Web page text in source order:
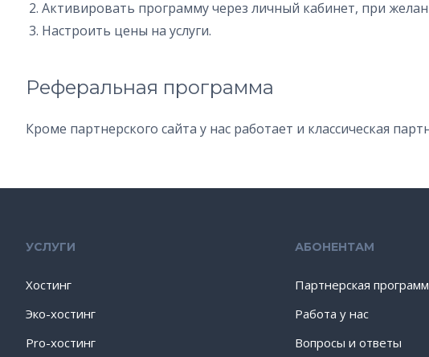
Активировать программу через личный кабинет, при
Настроить цены на услуги.
Реферальная программа
Кроме партнерского сайта у нас работает и классическая
УСЛУГИ
Хостинг
Эко-хостинг
Pro-хостинг
АБОНЕНТАМ
Партнерская
Работа у нас
Вопросы и ответы